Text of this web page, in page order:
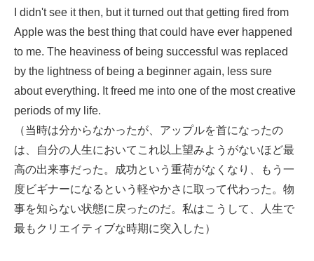
I didn't see it then, but it turned out that getting fired from
Apple was the best thing that could have ever happened
to me. The heaviness of being successful was replaced
by the lightness of being a beginner again, less sure
about everything. It freed me into one of the most creative
periods of my life.
（当時は分からなかったが、アップルを首になったの
は、自分の人生においてこれ以上望みようがないほど最
高の出来事だった。成功という重荷がなくなり、もう一
度ビギナーになるという軽やかさに取って代わった。物
事を知らない状態に戻ったのだ。私はこうして、人生で
最もクリエイティブな時期に突入した）